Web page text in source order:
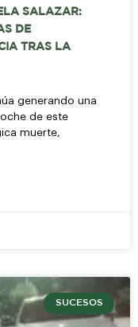
SALAZAR:
DE
TRAS LA
generando una
de este
muerte,
SUCESOS